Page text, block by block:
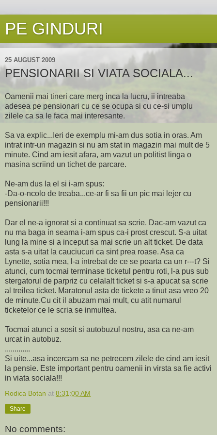
PE GINDURI
25 AUGUST 2009
PENSIONARII SI VIATA SOCIALA...
Oamenii mai tineri care merg inca la lucru, ii intreaba
adesea pe pensionari cu ce se ocupa si cu ce-si umplu
zilele ca sa le faca mai interesante.
Sa va explic...Ieri de exemplu mi-am dus sotia in oras. Am
intrat intr-un magazin si nu am stat in magazin mai mult de 5
minute. Cind am iesit afara, am vazut un politist linga o
masina scriind un tichet de parcare.
Ne-am dus la el si i-am spus:
-Da-o-ncolo de treaba...ce-ar fi sa fii un pic mai lejer cu
pensionarii!!!
Dar el ne-a ignorat si a continuat sa scrie. Dac-am vazut ca
nu ma baga in seama i-am spus ca-i prost crescut. S-a uitat
lung la mine si a inceput sa mai scrie un alt ticket. De data
asta s-a uitat la cauciucuri ca sint prea roase. Asa ca
Lynette, sotia mea, l-a intrebat de ce se poarta ca un r---t? Si
atunci, cum tocmai terminase ticketul pentru roti, l-a pus sub
stergatorul de parpriz cu celalalt ticket si s-a apucat sa scrie
al treilea ticket. Maratonul asta de tickete a tinut asa vreo 20
de minute.Cu cit il abuzam mai mult, cu atit numarul
ticketelor ce le scria se inmultea.
Tocmai atunci a sosit si autobuzul nostru, asa ca ne-am
urcat in autobuz.
.............
Si uite...asa incercam sa ne petrecem zilele de cind am iesit
la pensie. Este important pentru oamenii in virsta sa fie activi
in viata sociala!!!
Rodica Botan at 8:31:00 AM
Share
No comments: